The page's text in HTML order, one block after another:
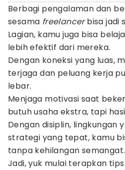
Berbagi pengalaman dan
sesama freelancerbisa jadi
Lagian, kamu juga bisa
lebih efektif dari mereka.
Dengan koneksi yang luas,
terjaga dan peluang kerja
lebar.
Menjaga motivasi saat
butuh usaha ekstra, tapi
Dengan disiplin, lingkungan
strategi yang tepat, kamu
tanpa kehilangan semangat.
Jadi, yuk mulai terapkan